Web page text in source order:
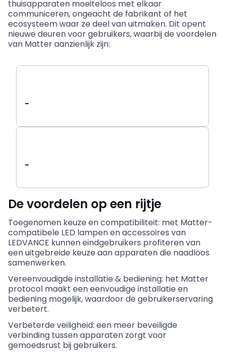
thuisapparaten moeiteloos met elkaar
communiceren, ongeacht de fabrikant of het
ecosysteem waar ze deel van uitmaken. Dit opent
nieuwe deuren voor gebruikers, waarbij de voordelen
van Matter aanzienlijk zijn:
-
-
De voordelen op een rijtje
Toegenomen keuze en compatibiliteit: met Matter-
compatibele LED lampenen accessoires van
LEDVANCE kunnen eindgebruikers profiteren van
een uitgebreide keuze aan apparaten die naadloos
samenwerken.
Vereenvoudigde installatie & bediening: het Matter
protocol maakt een eenvoudige installatie en
bediening mogelijk, waardoor de gebruikerservaring
verbetert.
Verbeterde veiligheid: een meer beveiligde
verbinding tussen apparaten zorgt voor
gemoedsrust bij gebruikers.